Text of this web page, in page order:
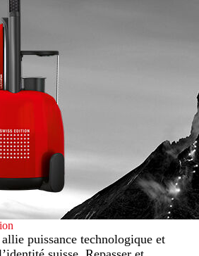
puissance technologique et